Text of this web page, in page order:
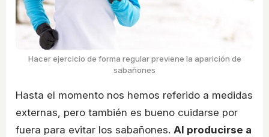
Hacer ejercicio de forma regular previene la aparición de
sabañones
Hasta el momento nos hemos referido a medidas
externas, pero también es bueno cuidarse por
fuera para evitar los sabañones. Al producirse a